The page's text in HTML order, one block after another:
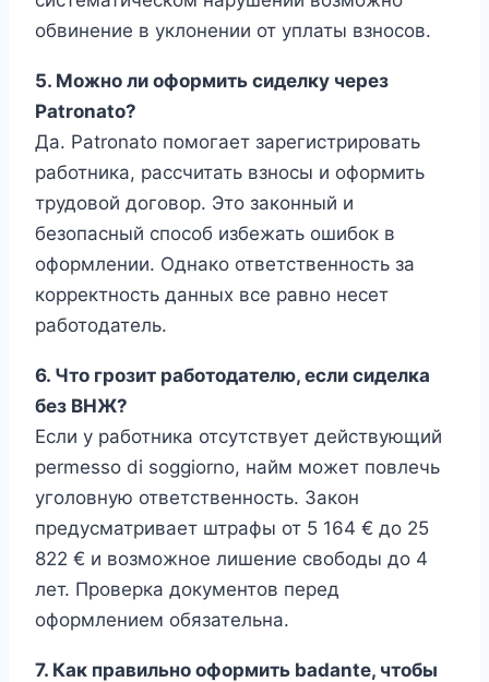
обвинение в уклонении от уплаты взносов.
5. Можно ли оформить сиделку через
Patronato?
Да. Patronato помогает зарегистрировать
работника, рассчитать взносы и оформить
трудовой договор. Это законный и
безопасный способ избежать ошибок в
оформлении. Однако ответственность за
корректность данных все равно несет
работодатель.
6. Что грозит работодателю, если сиделка
без ВНЖ?
Если у работника отсутствует действующий
permesso di soggiorno, найм может повлечь
уголовную ответственность. Закон
предусматривает штрафы от 5 164 € до 25
822 € и возможное лишение свободы до 4
лет. Проверка документов перед
оформлением обязательна.
7. Как правильно оформить badante, чтобы